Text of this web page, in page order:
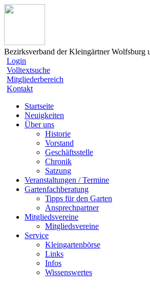
Bezirksverband der Kleingärtner Wolfsburg
Login
Volltextsuche
Mitgliederbereich
Kontakt
Startseite
Neuigkeiten
Über uns
Historie
Vorstand
Geschäftsstelle
Chronik
Satzung
Veranstaltungen / Termine
Gartenfachberatung
Tipps für den Garten
Ansprechpartner
Mitgliedsvereine
Mitgliedsvereine
Service
Kleingartenbörse
Links
Infos
Wissenswertes